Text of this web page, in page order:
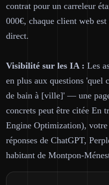
contrat pour un carreleur
000€, chaque client web
direct.
Visibilité sur les IA : Les
en plus aux questions 'quel
de bain à [ville]' — une
concrets peut être citée En
Engine Optimization), votre
réponses de ChatGPT,
habitant de Montpon-